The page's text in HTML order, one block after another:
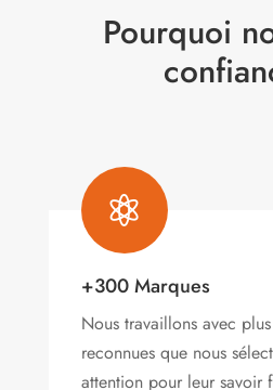
Pourquoi

+300 Marques
Nous travaillons avec
reconnues que nous
attention pour leur savoir